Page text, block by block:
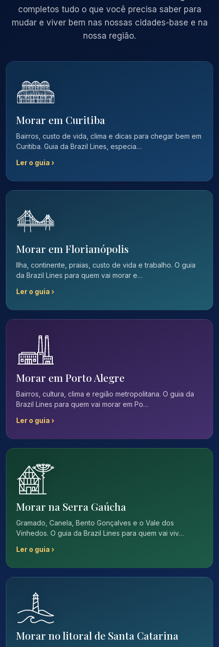
completos tudo o que você precisa saber para
mudar e viver bem nas nossas cidades-base e na
nossa região.
Morar em Curitiba
Bairros, custo de vida, clima e dicas para chegar bem em
Curitiba. Guia da Brazil Lines, especia…
Ler o guia ›
Morar em Florianópolis
Ilha, continente, praias, custo de vida e trabalho. O guia
da Brazil Lines para quem vai morar e…
Ler o guia ›
Morar em Porto Alegre
Bairros, cultura, clima e região metropolitana. O guia da
Brazil Lines para quem vai morar em Po…
Ler o guia ›
Morar na Serra Gaúcha
Gramado, Canela, Bento Gonçalves e o Vale dos
Vinhedos. O guia da Brazil Lines para quem vai viv…
Ler o guia ›
Morar no litoral de Santa Catarina